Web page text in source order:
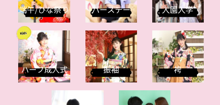
端午/ひな祭り バースデー 入園入学
ハーフ成人式 振袖 袴